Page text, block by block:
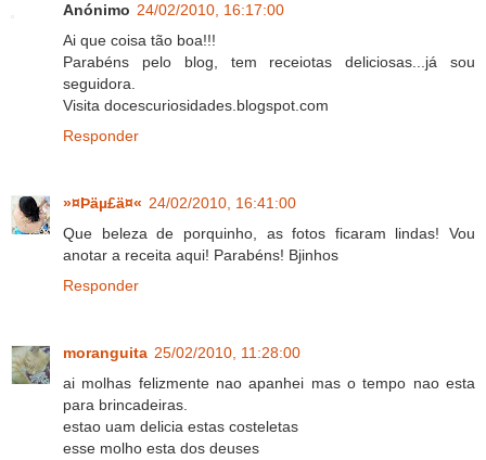
Anónimo 24/02/2010, 16:17:00
Ai que coisa tão boa!!!
Parabéns pelo blog, tem receiotas deliciosas...já sou
seguidora.
Visita docescuriosidades.blogspot.com
Responder
»¤Þäµ£ä¤« 24/02/2010, 16:41:00
Que beleza de porquinho, as fotos ficaram lindas! Vou
anotar a receita aqui! Parabéns! Bjinhos
Responder
moranguita 25/02/2010, 11:28:00
ai molhas felizmente nao apanhei mas o tempo nao esta
para brincadeiras.
estao uam delicia estas costeletas
esse molho esta dos deuses